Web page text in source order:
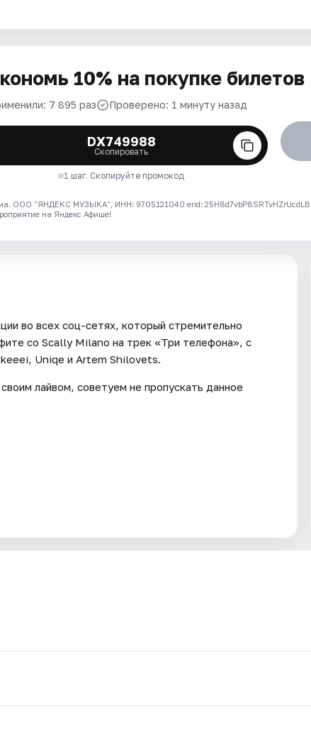
10% на покупке билетов
7 895 раз Проверено: 1 минуту назад
DX749988
Скопировать
1 шаг. Скопируйте промокод
ООО "ЯНДЕКС МУЗЫКА", ИНН: 9705121040 erid: 25H8d7vbP8SRTvHZrUcdLB
на Яндекс Афише!
во всех соц-сетях, который стремительно
со Scally Milano на трек «Три телефона», с
Uniqe и Artem Shilovets.
лайвом, советуем не пропускать данное